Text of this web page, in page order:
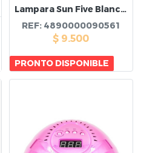
Lampara Sun Five Blanca 48W
REF: 4890000090561
$ 9.500
PRONTO DISPONIBLE